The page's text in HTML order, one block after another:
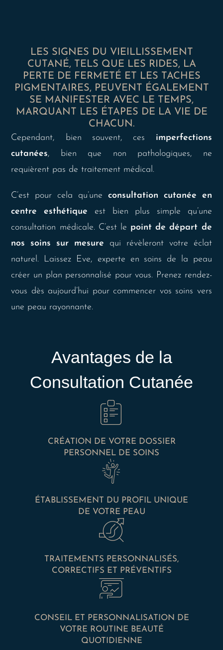
LES SIGNES DU VIEILLISSEMENT
CUTANÉ, TELS QUE LES RIDES, LA
PERTE DE FERMETÉ ET LES TACHES
PIGMENTAIRES, PEUVENT ÉGALEMENT
SE MANIFESTER AVEC LE TEMPS,
MARQUANT LES ÉTAPES DE LA VIE DE
CHACUN.
Cependant, bien souvent, ces imperfections
cutanées, bien que non pathologiques, ne
requièrent pas de traitement médical.
C’est pour cela qu’une consultation cutanée en
centre esthétique est bien plus simple qu’une
consultation médicale. C’est le point de départ de
nos soins sur mesure qui révèleront votre éclat
naturel. Laissez Eve, experte en soins de la peau
créer un plan personnalisé pour vous. Prenez rendez-
vous dès aujourd’hui pour commencer vos soins vers
une peau rayonnante.
Avantages de la
Consultation Cutanée
CRÉATION DE VOTRE DOSSIER
PERSONNEL DE SOINS
ÉTABLISSEMENT DU PROFIL UNIQUE
DE VOTRE PEAU
TRAITEMENTS PERSONNALISÉS,
CORRECTIFS ET PRÉVENTIFS
CONSEIL ET PERSONNALISATION DE
VOTRE ROUTINE BEAUTÉ
QUOTIDIENNE